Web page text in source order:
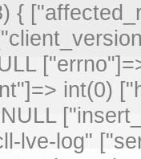
{
int(0)
lve-log"